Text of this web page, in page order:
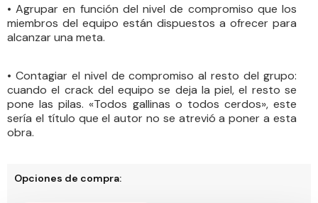
• Agrupar en función del nivel de compromiso que los
miembros del equipo están dispuestos a ofrecer para
alcanzar una meta.
• Contagiar el nivel de compromiso al resto del grupo:
cuando el crack del equipo se deja la piel, el resto se
pone las pilas. «Todos gallinas o todos cerdos», este
sería el título que el autor no se atrevió a poner a esta
obra.
Opciones de compra: